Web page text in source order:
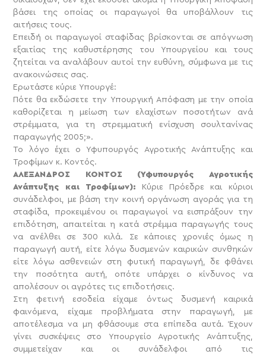
βάσει της οποίας οι παραγωγοί θα υποβάλλουν τις
αιτήσεις τους.
Επειδή οι παραγωγοί σταφίδας βρίσκονται σε απόγνωση
εξαιτίας της καθυστέρησης του Υπουργείου και τους
ζητείται να αναλάβουν αυτοί την ευθύνη, σύμφωνα με τις
ανακοινώσεις σας.
Ερωτάστε κύριε Υπουργέ:
Πότε θα εκδώσετε την Υπουργική Απόφαση με την οποία
καθορίζεται η μείωση των ελαχίστων ποσοτήτων ανά
στρέμματα, για τη στρεμματική ενίσχυση σουλτανίνας
παραγωγής 2005;».
Το λόγο έχει ο Υφυπουργός Αγροτικής Ανάπτυξης και
Τροφίμων κ. Κοντός.
ΑΛΕΞΑΝΔΡΟΣ ΚΟΝΤΟΣ (Υφυπουργός Αγροτικής
Ανάπτυξης και Τροφίμων): Κύριε Πρόεδρε και κύριοι
συνάδελφοι, με βάση την κοινή οργάνωση αγοράς για τη
σταφίδα, προκειμένου οι παραγωγοί να εισπράξουν την
επιδότηση, απαιτείται η κατά στρέμμα παραγωγής τους
να ανέλθει σε 300 κιλά. Σε κάποιες χρονιές όμως η
παραγωγή αυτή, είτε λόγω δυσμενών καιρικών συνθηκών
είτε λόγω ασθενειών στη φυτική παραγωγή, δε φθάνει
την ποσότητα αυτή, οπότε υπάρχει ο κίνδυνος να
απολέσουν οι αγρότες τις επιδοτήσεις.
Στη φετινή εσοδεία είχαμε όντως δυσμενή καιρικά
φαινόμενα, είχαμε προβλήματα στην παραγωγή, με
αποτέλεσμα να μη φθάσουμε στα επίπεδα αυτά. Έχουν
γίνει συσκέψεις στο Υπουργείο Αγροτικής Ανάπτυξης,
συμμετείχαν και οι συνάδελφοι από τις